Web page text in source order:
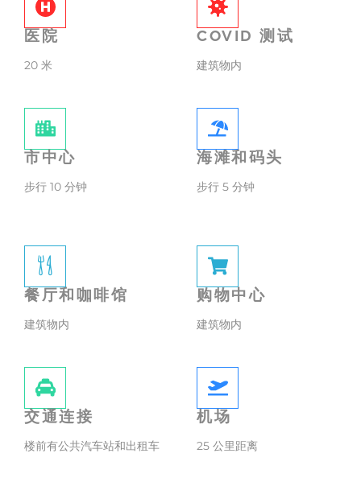
医院
20 米
COVID 测试
建筑物内
市中心
步行 10 分钟
海滩和码头
步行 5 分钟
餐厅和咖啡馆
建筑物内
购物中心
建筑物内
交通连接
楼前有公共汽车站和出租车
机场
25 公里距离